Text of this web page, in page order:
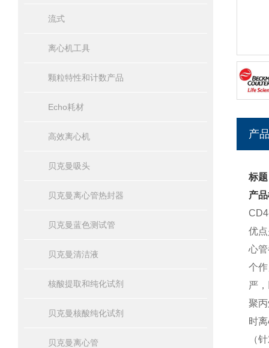
流式
离心机工具
颗粒特性和计数产品
Echo耗材
高效离心机
贝克曼吸头
贝克曼离心管热封器
贝克曼蓝色测试管
贝克曼清洁液
核酸提取和纯化试剂
贝克曼核酸纯化试剂
贝克曼离心管
产
标
产
优
心
个
严
聚
时
（